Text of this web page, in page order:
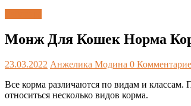
Монж Для Кошек Норма
23.03.2022 Анжелика Модина 0
Все корма различаются по видам и классам.
относиться несколько видов корма.